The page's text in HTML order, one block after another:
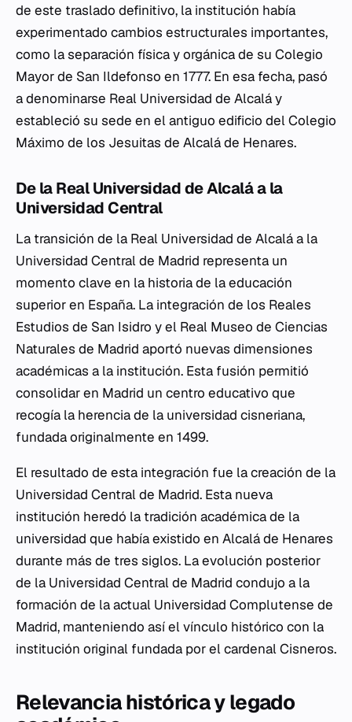
de este traslado definitivo, la institución había
experimentado cambios estructurales importantes,
como la separación física y orgánica de su Colegio
Mayor de San Ildefonso en 1777. En esa fecha, pasó
a denominarse Real Universidad de Alcalá y
estableció su sede en el antiguo edificio del Colegio
Máximo de los Jesuitas de Alcalá de Henares.
De la Real Universidad de Alcalá a la
Universidad Central
La transición de la Real Universidad de Alcalá a la
Universidad Central de Madrid representa un
momento clave en la historia de la educación
superior en España. La integración de los Reales
Estudios de San Isidro y el Real Museo de Ciencias
Naturales de Madrid aportó nuevas dimensiones
académicas a la institución. Esta fusión permitió
consolidar en Madrid un centro educativo que
recogía la herencia de la universidad cisneriana,
fundada originalmente en 1499.
El resultado de esta integración fue la creación de la
Universidad Central de Madrid. Esta nueva
institución heredó la tradición académica de la
universidad que había existido en Alcalá de Henares
durante más de tres siglos. La evolución posterior
de la Universidad Central de Madrid condujo a la
formación de la actual Universidad Complutense de
Madrid, manteniendo así el vínculo histórico con la
institución original fundada por el cardenal Cisneros.
Relevancia histórica y legado